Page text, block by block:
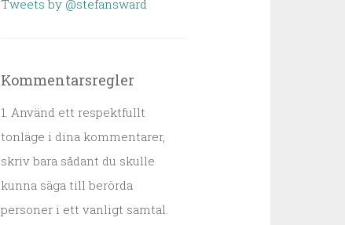
Tweets by @stefansward
Kommentarsregler
1. Använd ett respektfullt
tonläge i dina kommentarer,
skriv bara sådant du skulle
kunna säga till berörda
personer i ett vanligt samtal.